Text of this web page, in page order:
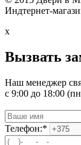
Индтернет-
x
Вызвать
Наш менеджер
с 9:00 до 18:00
Телефон:*